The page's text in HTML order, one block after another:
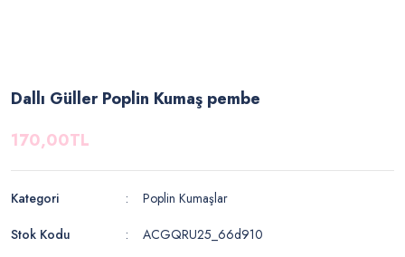
Dallı Güller Poplin Kumaş pembe
170,00TL
Kategori
Poplin Kumaşlar
Stok Kodu
ACGQRU25_66d910